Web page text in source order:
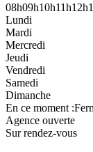
08h09h10h11h12h
Lundi
Mardi
Mercredi
Jeudi
Vendredi
Samedi
Dimanche
En ce moment :
Agence ouverte
Sur rendez-vous